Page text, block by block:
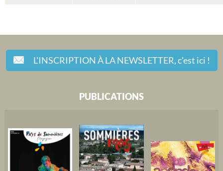
L'INSCRIPTION À LA NEWSLETTER,c'est ici !
PUBLICATIONS